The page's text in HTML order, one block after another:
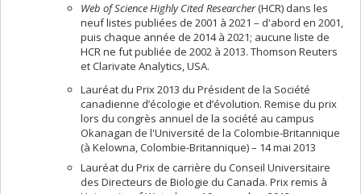
Web of Science Highly Cited Researcher(HCR) dans les
neuf listes publiées de 2001 à 2021 – d'abord en 2001,
puis chaque année de 2014 à 2021; aucune liste de
HCR ne fut publiée de 2002 à 2013. Thomson Reuters
et Clarivate Analytics, USA.
Lauréat du Prix 2013 du Président de la Société
canadienne d’écologie et d’évolution. Remise du prix
lors du congrès annuel de la société au campus
Okanagan de l'Université de la Colombie-Britannique
(à Kelowna, Colombie-Britannique) – 14 mai 2013
Lauréat du Prix de carrière du Conseil Universitaire
des Directeurs de Biologie du Canada. Prix remis à